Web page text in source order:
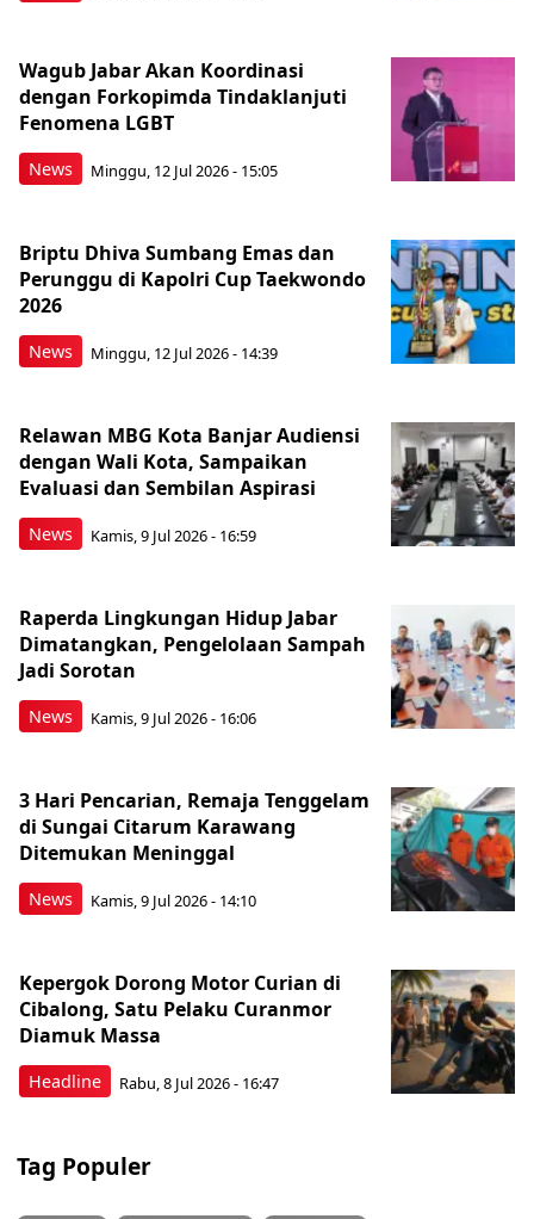
News
Wagub Jabar Akan Koordinasi
dengan Forkopimda Tindaklanjuti
Fenomena LGBT
Minggu, 12 Jul 2026 - 15:05
News
Briptu Dhiva Sumbang Emas dan
Perunggu di Kapolri Cup Taekwondo
2026
Minggu, 12 Jul 2026 - 14:39
News
Relawan MBG Kota Banjar Audiensi
dengan Wali Kota, Sampaikan
Evaluasi dan Sembilan Aspirasi
Kamis, 9 Jul 2026 - 16:59
News
Raperda Lingkungan Hidup Jabar
Dimatangkan, Pengelolaan Sampah
Jadi Sorotan
Kamis, 9 Jul 2026 - 16:06
News
3 Hari Pencarian, Remaja Tenggelam
di Sungai Citarum Karawang
Ditemukan Meninggal
Kamis, 9 Jul 2026 - 14:10
Headline
Kepergok Dorong Motor Curian di
Cibalong, Satu Pelaku Curanmor
Diamuk Massa
Rabu, 8 Jul 2026 - 16:47
Tag Populer